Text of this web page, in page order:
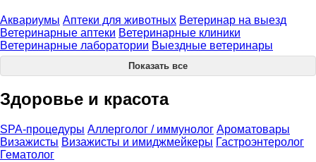
Аквариумы Аптеки для животных Ветеринар на выезд
Ветеринарные аптеки Ветеринарные клиники
Ветеринарные лаборатории Выездные ветеринары
Показать все
Здоровье и красота
SPA-процедуры Аллерголог / иммунолог Ароматовары
Визажисты Визажисты и имиджмейкеры Гастроэнтеролог
Гематолог